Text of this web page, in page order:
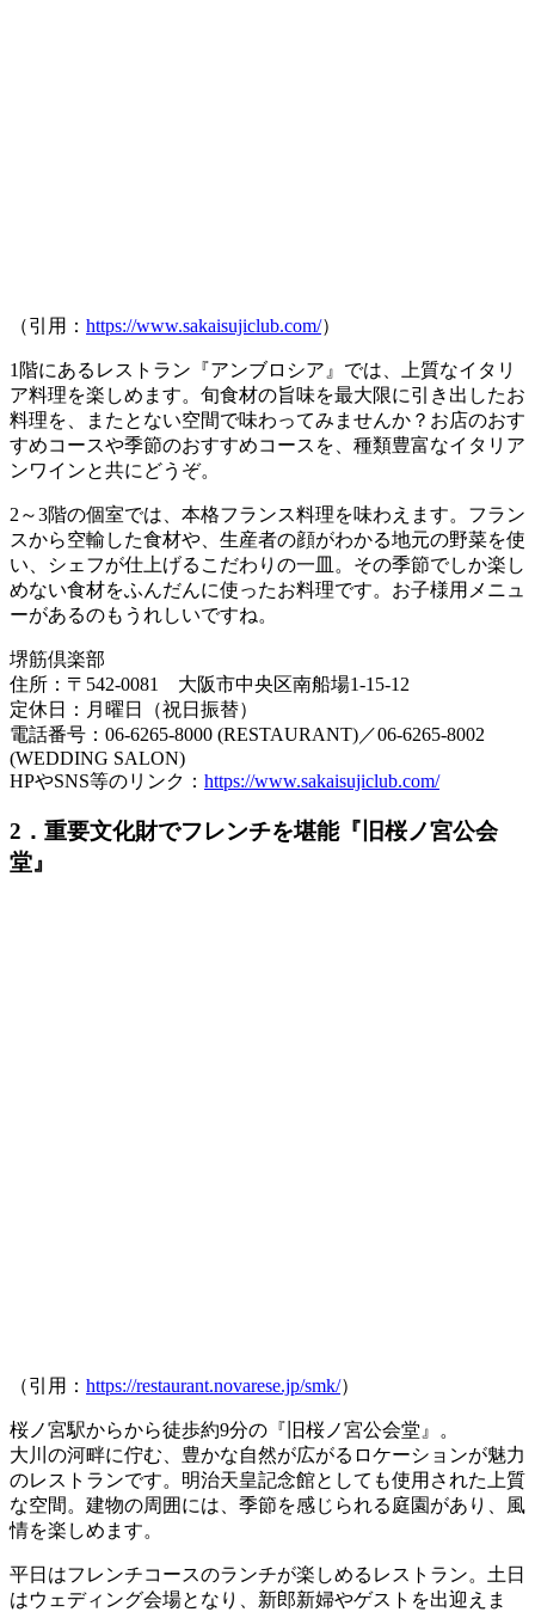
（引用： https://www.sakaisujiclub.com/）
1階にあるレストラン『アンブロシア 』では、
上質なイタリ
ア料理を楽しめます。旬食材の旨味を最大限に引き出したお
料理を、またとない空間で味わってみませんか？お店のおす
すめコースや季節のおすすめコースを、種類豊富なイタリア
ンワインと共にどうぞ。
2～3階の個室では、 本格フランス料理を味わえます。フラン
スから空輸した食材や、生産者の顔がわかる地元の野菜を使
い、シェフが仕上げるこだわりの一皿。その季節でしか楽し
めない食材をふんだんに使ったお料理です。お子様用メニュ
ーがあるのもうれしいですね。
堺筋倶楽部
住所：〒542-0081 大阪市中央区南船場1-15-12
定休日：月曜日（祝日振替）
電話番号：06-6265-8000 (RESTAURANT)／06-6265-8002
(WEDDING SALON)
HPやSNS等のリンク： https://www.sakaisujiclub.com/
2．重要文化財でフレンチを堪能『旧桜ノ宮公会
堂』
（引用： https://restaurant.novarese.jp/smk/）
桜ノ宮駅からから徒歩約9分の『 旧桜ノ宮公会堂 』。
大川の河畔に佇む、豊かな自然が広がるロケーションが魅力
のレストランです。明治天皇記念館としても使用された上質
な空間。建物の周囲には、季節を感じられる庭園があり、風
情を楽しめます。
平日はフレンチコースのランチが楽しめるレストラン。土日
はウェディング会場となり、新郎新婦やゲストを出迎えま